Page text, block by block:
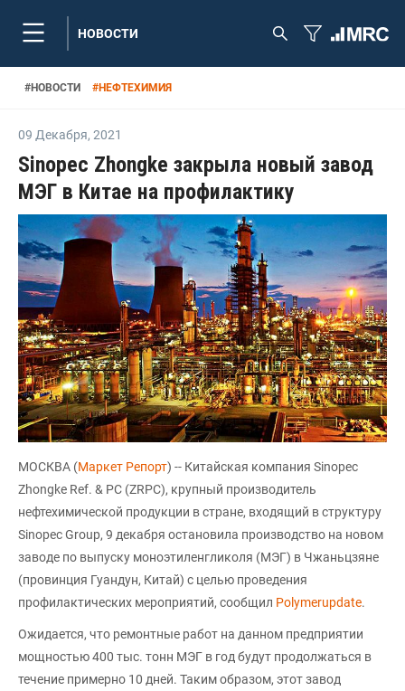
НОВОСТИ
#НОВОСТИ #НЕФТЕХИМИЯ
09 Декабря, 2021
Sinopec Zhongke закрыла новый завод
МЭГ в Китае на профилактику
МОСКВА (Маркет Репорт) -- Китайская компания Sinopec
Zhongke Ref. & PC (ZRPC), крупный производитель
нефтехимической продукции в стране, входящий в структуру
Sinopec Group, 9 декабря остановила производство на новом
заводе по выпуску моноэтиленгликоля (МЭГ) в Чжаньцзяне
(провинция Гуандун, Китай) с целью проведения
профилактических мероприятий, сообщил Polymerupdate.
Ожидается, что ремонтные работ на данном предприятии
мощностью 400 тыс. тонн МЭГ в год будут продолжаться в
течение примерно 10 дней. Таким образом, этот завод